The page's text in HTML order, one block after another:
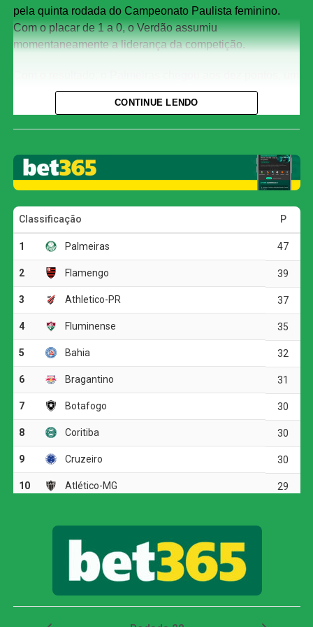
pela quinta rodada do Campeonato Paulista feminino.
Com o placar de 1 a 0, o Verdão assumiu
momentaneamente a liderança da competição.
a mais que a Ferroviária, segunda colocada. As
Guerreiras Grenás, no entanto, ainda jogam nesta quarta-
posição, com sete pontos.
O primeiro tempo foi truncado e marcado por muitas
faltas, mas o Palmeiras conseguiu abrir o placar nos
acréscimos. Aos 50 minutos, Giovanna Campiolo subiu
mais alto que a marcação e completou cruzamento de
cabeça para o fundo das redes. Na segunda etapa, o
Verdão administrou a vantagem e segurou o resultado até
o apito final.
Pela sexta rodada do estadual, o Palmeiras enfrenta o
Taubaté no dia 11 de agosto, às 18h, no Joaquinzão. Já o
Corinthians volta a campo no dia 12 de agosto, contra o
Corinthians vence, mas é eliminado da Copa do
Brasil pelo Internacional
Twitter
CONTINUE LENDO